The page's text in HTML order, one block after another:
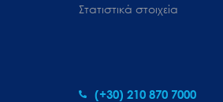
Στατιστικά στοιχεία
(+30) 210 870 7000